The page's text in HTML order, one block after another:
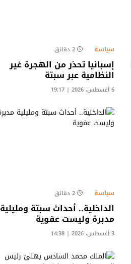
سياسة 2 دقائق
إسبانيا تحذر من الهجرة غير
النظامية عبر سبتة
6 أغسطس، 2026 | 19:17
سياسة 2 دقائق
الداخلية.. أحداث سبتة ومليلية
مدبرة وليست عفوية
3 أغسطس، 2026 | 14:38